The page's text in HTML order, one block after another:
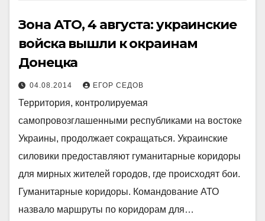
Зона АТО, 4 августа: украинские
войска вышли к окраинам
Донецка
04.08.2014 ЕГОР СЕДОВ
Территория, контролируемая
самопровозглашенными республиками на востоке
Украины, продолжает сокращаться. Украинские
силовики предоставляют гуманитарные коридоры
для мирных жителей городов, где происходят бои.
Гуманитарные коридоры. Командование АТО
назвало маршруты по коридорам для…